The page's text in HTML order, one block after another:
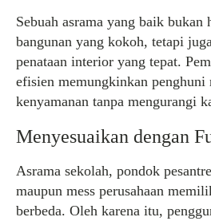
Sebuah asrama yang baik
bangunan yang kokoh, tetapi
penataan interior yang tepat.
efisien memungkinkan penghuni
kenyamanan tanpa mengurangi
Menyesuaikan dengan
Asrama sekolah, pondok
maupun mess perusahaan
berbeda. Oleh karena itu,